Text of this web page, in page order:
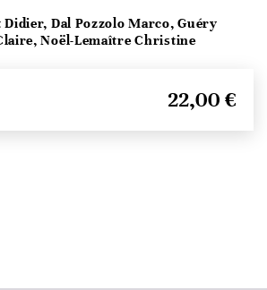
Didier, Dal Pozzolo Marco, Guéry
Noël-Lemaître Christine
22,00 €